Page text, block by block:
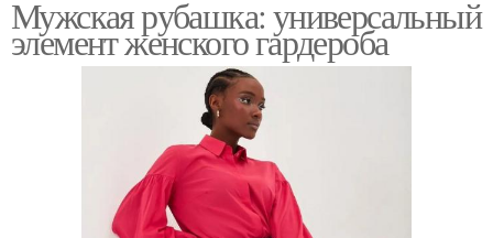
Мужская рубашка: универсальный
элемент женского гардероба